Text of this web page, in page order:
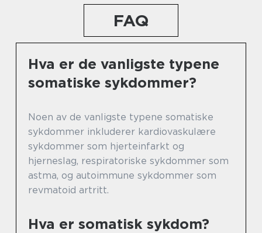
FAQ
Hva er de vanligste typene
somatiske sykdommer?
Noen av de vanligste typene somatiske
sykdommer inkluderer kardiovaskulære
sykdommer som hjerteinfarkt og
hjerneslag, respiratoriske sykdommer som
astma, og autoimmune sykdommer som
revmatoid artritt.
Hva er somatisk sykdom?